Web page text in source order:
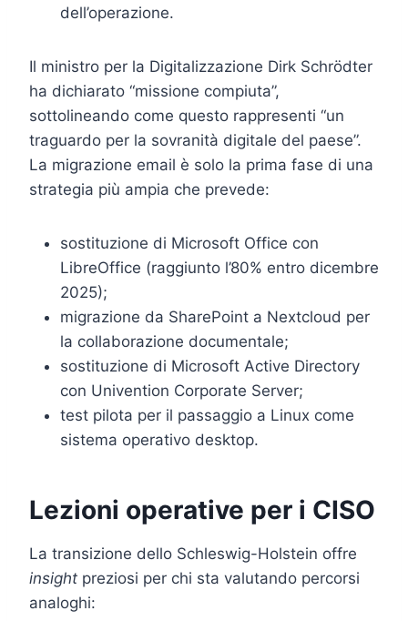
dell’operazione.
Il ministro per la Digitalizzazione Dirk Schrödter
ha dichiarato “missione compiuta”,
sottolineando come questo rappresenti “un
traguardo per la sovranità digitale del paese”.
La migrazione email è solo la prima fase di una
strategia più ampia che prevede:
sostituzione di Microsoft Office con
LibreOffice (raggiunto l’80% entro dicembre
2025);
migrazione da SharePoint a Nextcloud per
la collaborazione documentale;
sostituzione di Microsoft Active Directory
con Univention Corporate Server;
test pilota per il passaggio a Linux come
sistema operativo desktop.
Lezioni operative per i CISO
La transizione dello Schleswig-Holstein offre
insight preziosi per chi sta valutando percorsi
analoghi: